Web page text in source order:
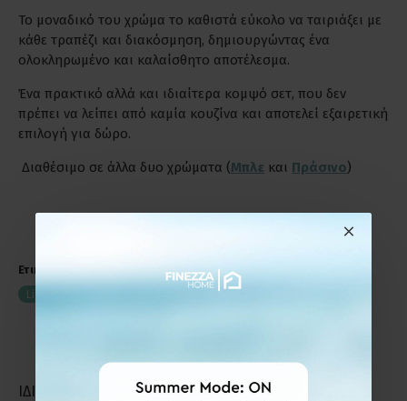
Το μοναδικό του χρώμα το καθιστά εύκολο να ταιριάξει με
κάθε τραπέζι και διακόσμηση, δημιουργώντας ένα
ολοκληρωμένο και καλαίσθητο αποτέλεσμα.
Ένα πρακτικό αλλά και ιδιαίτερα κομψό σετ, που δεν
πρέπει να λείπει από καμία κουζίνα και αποτελεί εξαιρετική
επιλογή για δώρο.
Διαθέσιμο σε άλλα δυο χρώματα (Μπλε και Πράσινο)
Ετικέτες:
Σετ Σερβιρίσματος 13 Τεμαχίων Ligne Σε Χρώμα Ροζ
Ligne-Pink
ΙΔΙΑΣ ΚΑΤΗΓΟΡΙΑΣ ΙΔΙΑΣ ΕΤΑΙΡΕΙΑΣ